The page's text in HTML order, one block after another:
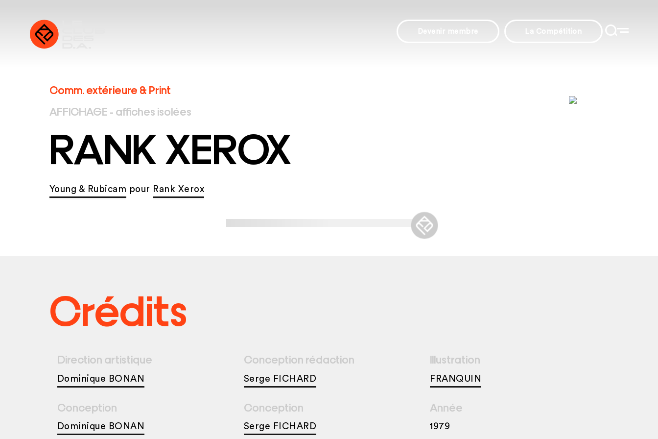
Devenir membre La Compétition
Comm. extérieure & Print
AFFICHAGE - affiches isolées
RANK XEROX
Young & Rubicam pour Rank Xerox
Crédits
Direction artistique
Dominique BONAN
Conception rédaction
Serge FICHARD
Illustration
FRANQUIN
Conception
Dominique BONAN
Conception
Serge FICHARD
Année
1979